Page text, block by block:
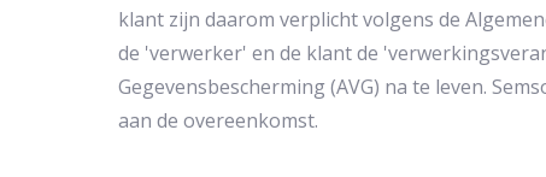
klant zijn daarom verplicht volgens de
de 'verwerker' en de klant de
Gegevensbescherming (AVG) na te leven.
aan de overeenkomst.